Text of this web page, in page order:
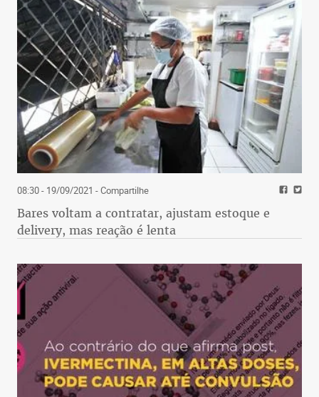
08:30 - 19/09/2021 - Compartilhe
Bares voltam a contratar, ajustam estoque e
delivery, mas reação é lenta